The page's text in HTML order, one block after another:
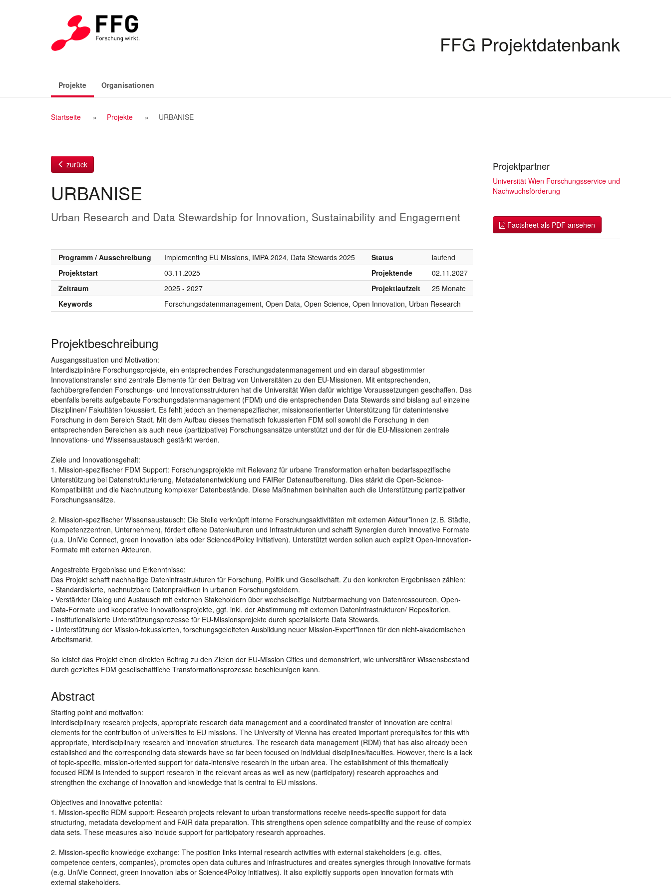
FFG Projektdatenbank
Projekte(aktiv)Organisationen
Breadcrumb
Startseite Projekte URBANISE
zurück
URBANISE
Urban Research and Data Stewardship for Innovation, Sustainability and Engagement
Programm / Ausschreibung Implementing EU Missions, IMPA 2024, Data Stewards 2025 Status
laufend
Projektstart
03.11.2025 Projektende
02.11.2027
Zeitraum
2025 - 2027 Projektlaufzeit
25 Monate
Keywords
Forschungsdatenmanagement, Open Data, Open Science, Open Innovation, Urban Research
Projektbeschreibung
Ausgangssituation und Motivation:
Interdisziplinäre Forschungsprojekte, ein entsprechendes Forschungsdatenmanagement und ein darauf abgestimmter
Innovationstransfer sind zentrale Elemente für den Beitrag von Universitäten zu den EU-Missionen. Mit entsprechenden,
fachübergreifenden Forschungs- und Innovationsstrukturen hat die Universität Wien dafür wichtige Voraussetzungen geschaffen. Das
ebenfalls bereits aufgebaute Forschungsdatenmanagement (FDM) und die entsprechenden Data Stewards sind bislang auf einzelne
Disziplinen/ Fakultäten fokussiert. Es fehlt jedoch an themenspezifischer, missionsorientierter Unterstützung für datenintensive
Forschung in dem Bereich Stadt. Mit dem Aufbau dieses thematisch fokussierten FDM soll sowohl die Forschung in den
entsprechenden Bereichen als auch neue (partizipative) Forschungsansätze unterstützt und der für die EU-Missionen zentrale
Innovations- und Wissensaustausch gestärkt werden.
Ziele und Innovationsgehalt:
1. Mission-spezifischer FDM Support: Forschungsprojekte mit Relevanz für urbane Transformation erhalten bedarfsspezifische
Unterstützung bei Datenstrukturierung, Metadatenentwicklung und FAIRer Datenaufbereitung. Dies stärkt die Open-Science-
Kompatibilität und die Nachnutzung komplexer Datenbestände. Diese Maßnahmen beinhalten auch die Unterstützung partizipativer
Forschungsansätze.
2. Mission-spezifischer Wissensaustausch: Die Stelle verknüpft interne Forschungsaktivitäten mit externen Akteur*innen (z. B. Städte,
Kompetenzzentren, Unternehmen), fördert offene Datenkulturen und Infrastrukturen und schafft Synergien durch innovative Formate
(u.a. UniVie Connect, green innovation labs oder Science4Policy Initiativen). Unterstützt werden sollen auch explizit Open-Innovation-
Formate mit externen Akteuren.
Angestrebte Ergebnisse und Erkenntnisse:
Das Projekt schafft nachhaltige Dateninfrastrukturen für Forschung, Politik und Gesellschaft. Zu den konkreten Ergebnissen zählen:
- Standardisierte, nachnutzbare Datenpraktiken in urbanen Forschungsfeldern.
- Verstärkter Dialog und Austausch mit externen Stakeholdern über wechselseitige Nutzbarmachung von Datenressourcen, Open-
Data-Formate und kooperative Innovationsprojekte, ggf. inkl. der Abstimmung mit externen Dateninfrastrukturen/ Repositorien.
- Institutionalisierte Unterstützungsprozesse für EU-Missionsprojekte durch spezialisierte Data Stewards.
- Unterstützung der Mission-fokussierten, forschungsgeleiteten Ausbildung neuer Mission-Expert*innen für den nicht-akademischen
Arbeitsmarkt.
So leistet das Projekt einen direkten Beitrag zu den Zielen der EU-Mission Cities und demonstriert, wie universitärer Wissensbestand
durch gezieltes FDM gesellschaftliche Transformationsprozesse beschleunigen kann.
Abstract
Starting point and motivation:
Interdisciplinary research projects, appropriate research data management and a coordinated transfer of innovation are central
elements for the contribution of universities to EU missions. The University of Vienna has created important prerequisites for this with
appropriate, interdisciplinary research and innovation structures. The research data management (RDM) that has also already been
established and the corresponding data stewards have so far been focused on individual disciplines/faculties. However, there is a lack
of topic-specific, mission-oriented support for data-intensive research in the urban area. The establishment of this thematically
focused RDM is intended to support research in the relevant areas as well as new (participatory) research approaches and
strengthen the exchange of innovation and knowledge that is central to EU missions.
Objectives and innovative potential:
1. Mission-specific RDM support: Research projects relevant to urban transformations receive needs-specific support for data
structuring, metadata development and FAIR data preparation. This strengthens open science compatibility and the reuse of complex
data sets. These measures also include support for participatory research approaches.
2. Mission-specific knowledge exchange: The position links internal research activities with external stakeholders (e.g. cities,
competence centers, companies), promotes open data cultures and infrastructures and creates synergies through innovative formats
(e.g. UniVie Connect, green innovation labs or Science4Policy initiatives). It also explicitly supports open innovation formats with
external stakeholders.
Projektpartner
Universität Wien Forschungsservice und
Nachwuchsförderung
Factsheet als PDF ansehen